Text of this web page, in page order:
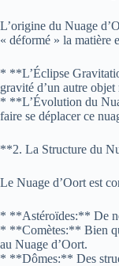
L’origine du Nuage
« déformé » la matière
* **L’Éclipse
gravité d’un autre
* **L’Évolution du
faire se déplacer ce
**2. La Structure du
Le Nuage d’Oort est
* **Astéroïdes:** De
* **Comètes:** Bien
au Nuage d’Oort.
* **Dômes:** Des